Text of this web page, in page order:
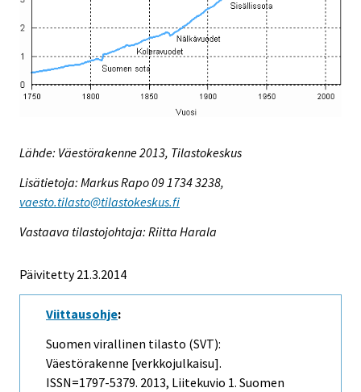
Lähde: Väestörakenne 2013, Tilastokeskus
Lisätietoja: Markus Rapo 09 1734 3238,
vaesto.tilasto@tilastokeskus.fi
Vastaava tilastojohtaja: Riitta Harala
Päivitetty 21.3.2014
Viittausohje:
Suomen virallinen tilasto (SVT):
Väestörakenne [verkkojulkaisu].
ISSN=1797-5379. 2013, Liitekuvio 1. Suomen